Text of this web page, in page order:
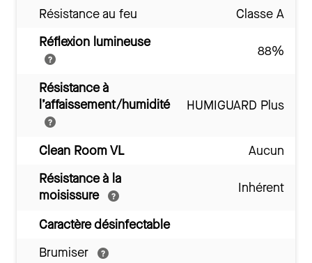
Résistance au feu
Classe A
Réflexion lumineuse
88%
Résistance à
l’affaissement/humidité
HUMIGUARD Plus
Clean Room VL
Aucun
Résistance à la
moisissure
Inhérent
Caractère désinfectable
Brumiser